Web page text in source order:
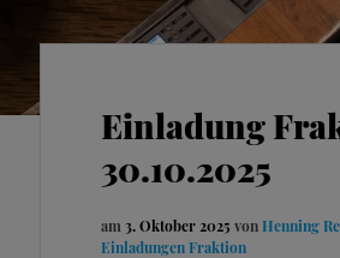
Einladung
30.10.2025
am 3. Oktober 2025 von Henning
Einladungen Fraktion